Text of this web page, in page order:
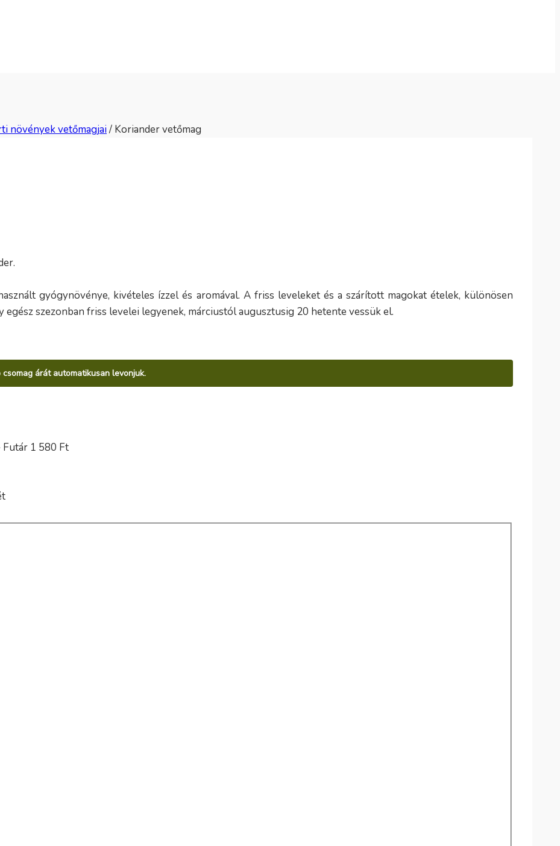
növények vetőmagjai/ Koriander vetőmag
gyógynövénye, kivételes ízzel és aromával. A friss leveleket és a szárított magokat ételek, különösen
egész szezonban friss levelei legyenek, márciustól augusztusig 20 hetente vessük el.
árát automatikusan levonjuk.
Futár 1 580 Ft